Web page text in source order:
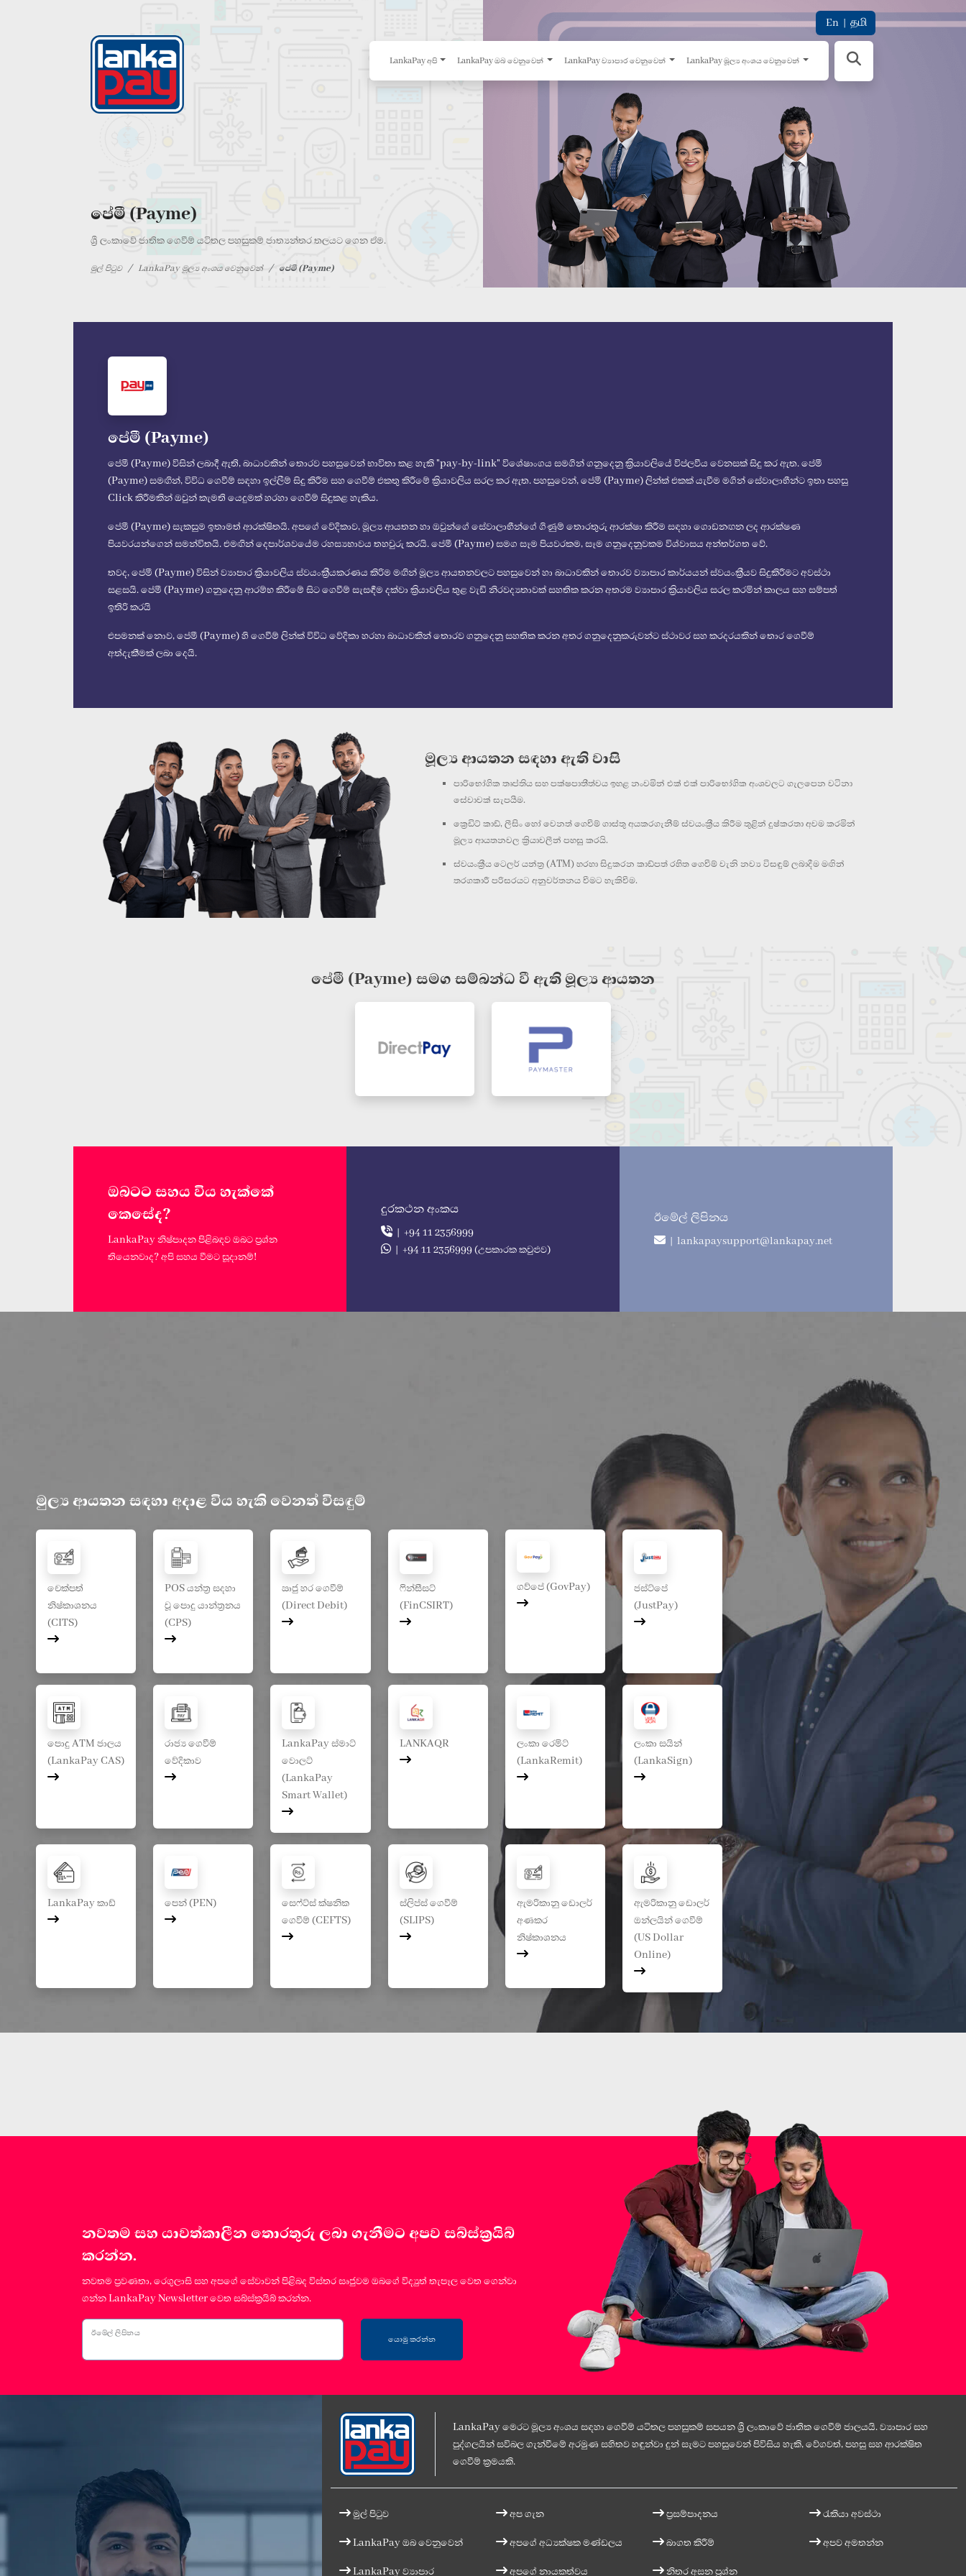
En | தமி
LankaPay අපි LankaPay ඔබ වෙනුවෙන් LankaPay ව්‍යාපාර වෙනුවෙන් LankaPay මූල්‍ය අංශය වෙනුවෙන්
පේමී (Payme)
ශ්‍රී ලංකාවේ ජාතික ගෙවීම් යටිතල පහසුකම් ජාත්‍යන්තර තලයට ගෙන ඒම.
මුල් පිටුව LankaPay මූල්‍ය අංශය වෙනුවෙන් පේමී (Payme)
පේමී (Payme)
පේමී (Payme) විසින් ලබාදී ඇති, බාධාවකින් තොරව පහසුවෙන් භාවිතා කළ හැකි "pay-by-link" විශේෂාංගය සමගින් ගනුදෙනු ක්‍රියාවලියේ විප්ලවීය වෙනසක් සිදු කර ඇත. පේමී
(Payme) සමඟින්, විවිධ ගෙවීම් සඳහා ඉල්ලීම් සිදු කිරීම සහ ගෙවීම් එකතු කිරීමේ ක්‍රියාවලිය සරල කර ඇත. පහසුවෙන්, පේමී (Payme) ලින්ක් එකක් යැවීම මගින් සේවාලාභීන්ට ඉතා පහසු
Click කිරීමකින් ඔවුන් කැමති යෙදුමක් හරහා ගෙවීම් සිදුකළ හැකිය.
පේමී (Payme) සැකසුම ඉතාමත් ආරක්ෂිතයි. අපගේ වේදිකාව, මූල්‍ය ආයතන හා ඔවුන්ගේ සේවාලාභීන්ගේ ගිණුම් තොරතුරු ආරක්ෂා කිරීම සඳහා ගොඩනඟන ලද ආරක්ෂණ
පියවරයන්ගෙන් සමන්විතයි. එමඟින් දෙපාර්ශවයේම රහස්‍යභාවය තහවුරු කරයි. පේමී (Payme) සමග සෑම පියවරකම, සෑම ගනුදෙනුවකම විශ්වාසය අන්තර්ගත වේ.
තවද, පේමී (Payme) විසින් ව්‍යාපාර ක්‍රියාවලිය ස්වයංක්‍රීයකරණය කිරිම මඟින් මූල්‍ය ආයතනවලට පහසුවෙන් හා බාධාවකින් තොරව ව්‍යාපාර කාර්යයන් ස්වයංක්‍රීයව සිදුකිරීමට අවස්ථා
සළසයි. පේමී (Payme) ගනුදෙනු ආරම්භ කිරීමේ සිට ගෙවීම් සැසඳීම දක්වා ක්‍රියාවලිය තුළ වැඩි නිරවද්‍යතාවක් සහතික කරන අතරම ව්‍යාපාර ක්‍රියාවලිය සරල කරමින් කාලය සහ සම්පත්
ඉතිරි කරයි
එපමනක් නොව, පේමී (Payme) හි ගෙවීම් ලින්ක් විවිධ වේදිකා හරහා බාධාවකින් තොරව ගනුදෙනු සහතික කරන අතර ගනුදෙනුකරුවන්ට ස්ථාවර සහ කරදරයකින් තොර ගෙවීම්
අත්දැකීමක් ලබා දෙයි.
මූල්‍ය ආයතන සඳහා ඇති වාසි
පාරිභෝගික තෘප්තිය සහ පක්ෂපාතීත්වය ඉහළ නංවමින් එක් එක් පාරිභෝගික අංශවලට ගැලපෙන වටිනා
සේවාවක් සැපයීම.
ක්‍රෙඩිට් කාඩ්, ලීසිං හෝ වෙනත් ගෙවීම් ගාස්තු අයකරගැනීම් ස්වයංක්‍රීය කිරීම තුළින් දුෂ්කරතා අවම කරමින්
මූල්‍ය ආයතනවල ක්‍රියාවලීන් පහසු කරයි.
ස්වයංක්‍රීය ටෙලර් යන්ත්‍ර (ATM) හරහා සිදුකරන කාඩ්පත් රහිත ගෙවීම් වැනි නව්‍ය විසඳුම් ලබාදීම මඟින්
තරගකාරී පරිසරයට අනුවර්තනය වීමට හැකිවීම.
පේමී (Payme) සමග සම්බන්ධ වී ඇති මූල්‍ය ආයතන
ඔබටට සහය විය හැක්කේ
කෙසේද?
LankaPay නිෂ්පාදන පිළිබඳව ඔබට ප්‍රශ්න
තියෙනවාද? අපි සහය වීමට සූදානම්!
දුරකථන අංකය
| +94 11 2356999
| +94 11 2356999 (උපකාරක කවුළුව)
ඊමේල් ලිපිනය
| lankapaysupport@lankapay.net
මුල්‍ය ආයතන සඳහා අදාළ විය හැකි වෙනත් විසඳුම්
චෙක්පත්
නිෂ්කාශනය
(CITS)
POS යන්ත්‍ර සදහා
වූ පොදු යාන්ත්‍රනය
(CPS)
ඍජු හර ගෙවීම්
(Direct Debit)
ෆින්සීසට්
(FinCSIRT)
ගව්පේ (GovPay)
ජස්ට්පේ
(JustPay)
පොදු ATM ජාලය
(LankaPay CAS)
රාජ්‍ය ගෙවීම්
වේදිකාව
LankaPay ස්මාට්
වොලට්
(LankaPay
Smart Wallet)
LANKAQR
ලංකා රෙමිට්
(LankaRemit)
ලංකා සයින්
(LankaSign)
LankaPay කාඩ් පෙන් (PEN)
සෙෆ්ට්ස් ක්ෂනික
ගෙවීම් (CEFTS)
ස්ලිප්ස් ගෙවීම්
(SLIPS)
ඇමරිකානු ඩොලර්
අණකර
නිෂ්කාශනය
ඇමරිකානු ඩොලර්
ඔන්ලයින් ගෙවීම්
(US Dollar
Online)
නවතම සහ යාවත්කාලීන තොරතුරු ලබා ගැනීමට අපව සබ්ස්ක්‍රයිබ්
කරන්න.
නවතම ප්‍රවණතා, රෙගුලාසි සහ අපගේ සේවාවන් පිළිබද විස්තර සෘජුවම ඔබගේ විද්‍යුත් තැපෑල වෙත ගෙන්වා
ගන්න LankaPay Newsletter වෙත සබ්ස්ක්‍රයිබ් කරන්න.
ඊමේල් ලිපිනය
යොමු කරන්න
LankaPay මෙරට මූල්‍ය අංශය සඳහා ගෙවීම් යටිතල පහසුකම් සපයන ශ්‍රී ලංකාවේ ජාතික ගෙවීම් ජාලයයි. ව්‍යාපාර සහ
පුද්ගලයින් සවිබල ගැන්වීමේ අරමුණ සහිතව හඳුන්වා දුන් සැමට පහසුවෙන් පිවිසිය හැකි, වේගවත්, පහසු සහ ආරක්ෂිත
ගෙවීම් ක්‍රමයකි.
මුල් පිටුව
LankaPay ඔබ වෙනුවෙන්
LankaPay ව්‍යාපාර
අප ගැන
අපගේ අධ්‍යක්ෂක මණ්ඩලය
අපගේ නායකත්වය
ප්‍රසම්පාදනය
බාගත කිරීම්
නිතර අසන ප්‍රශ්න
රැකියා අවස්ථා
අපව අමතන්න